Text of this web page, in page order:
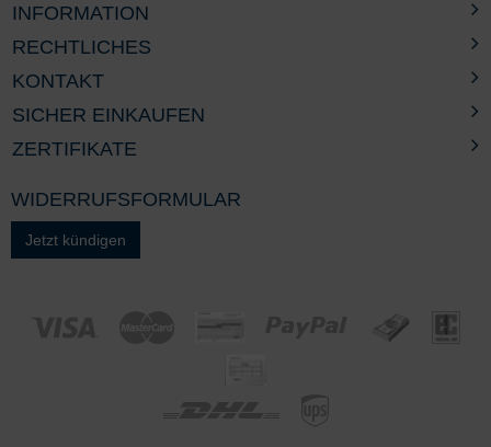
INFORMATION
RECHTLICHES
KONTAKT
SICHER EINKAUFEN
ZERTIFIKATE
WIDERRUFSFORMULAR
Jetzt kündigen